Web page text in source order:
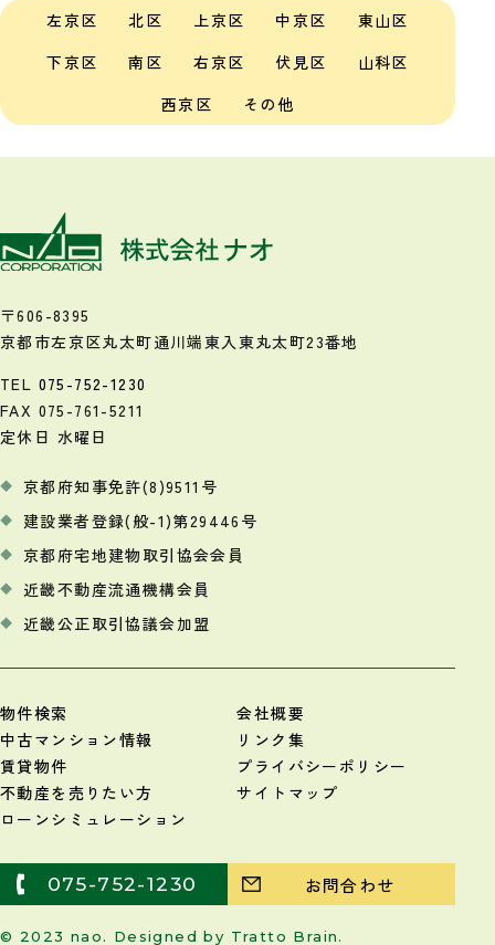
左京区 北区 上京区 中京区
東山区
下京区
南区 右京区 伏見区
山科区
西京区
その他
〒606-8395
京都市左京区丸太町通川端東入 東丸太町23番地
TEL 075-752-1230
FAX 075-761-5211
定休日 水曜日
京都府知事免許(8)9511号
建設業者登録(般-1)第29446号
京都府宅地建物取引協会会員
近畿不動産流通機構会員
近畿公正取引協議会加盟
物件検索
中古マンション情報
賃貸物件
不動産を売りたい方
ローンシミュレーション
会社概要
リンク集
プライバシーポリシー
サイトマップ
075-752-1230 お問合わせ
© 2023 nao. Designed by Tratto Brain.